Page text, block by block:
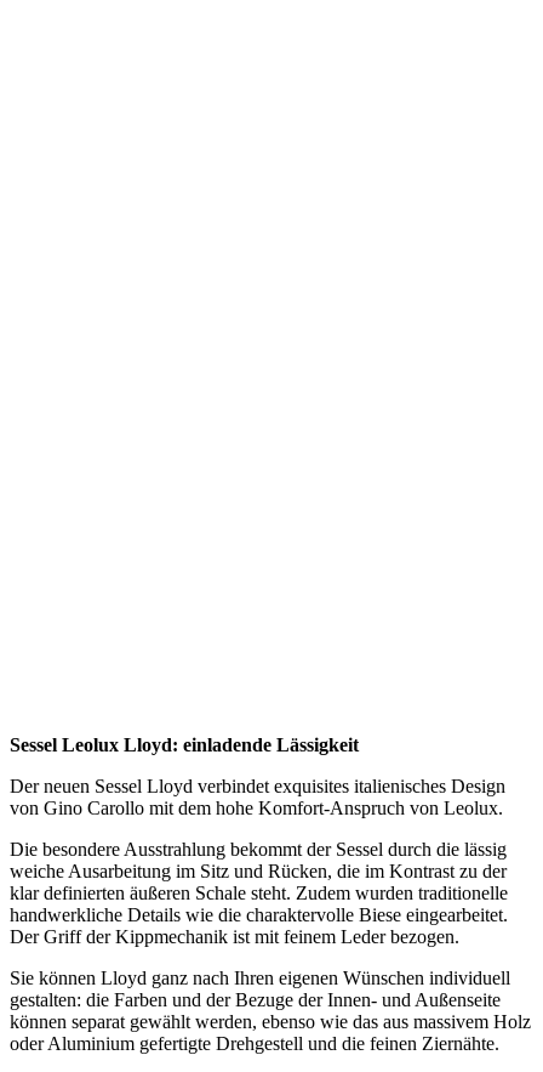
Sessel Leolux Lloyd: einladende Lässigkeit
Der neuen Sessel Lloyd verbindet exquisites italienisches Design
von Gino Carollo mit dem hohe Komfort-Anspruch von Leolux.
Die besondere Ausstrahlung bekommt der Sessel durch die lässig
weiche Ausarbeitung im Sitz und Rücken, die im Kontrast zu der
klar definierten äußeren Schale steht. Zudem wurden traditionelle
handwerkliche Details wie die charaktervolle Biese eingearbeitet.
Der Griff der Kippmechanik ist mit feinem Leder bezogen.
Sie können Lloyd ganz nach Ihren eigenen Wünschen individuell
gestalten: die Farben und der Bezuge der Innen- und Außenseite
können separat gewählt werden, ebenso wie das aus massivem Holz
oder Aluminium gefertigte Drehgestell und die feinen Ziernähte.